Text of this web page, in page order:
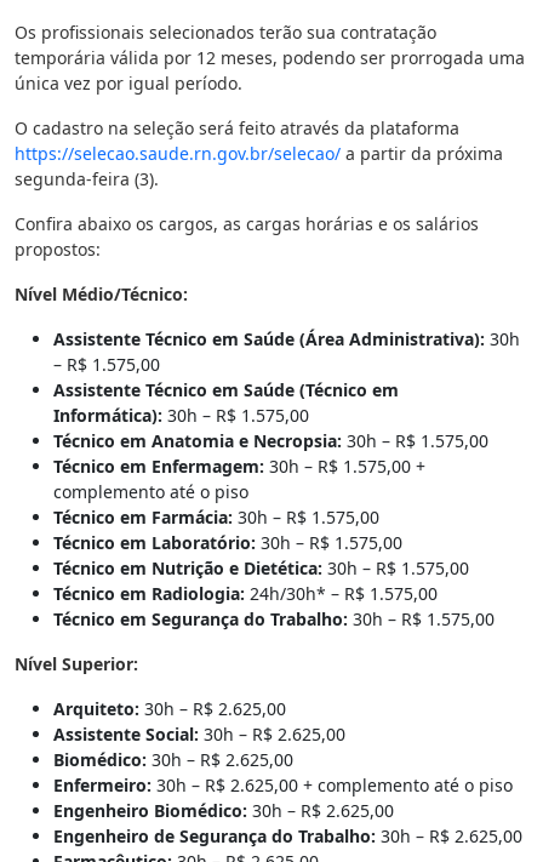
Os profissionais selecionados terão sua contratação
temporária válida por 12 meses, podendo ser prorrogada uma
única vez por igual período.
O cadastro na seleção será feito através da plataforma
https://selecao.saude.rn.gov.br/selecao/ a partir da próxima
segunda-feira (3).
Confira abaixo os cargos, as cargas horárias e os salários
propostos:
Nível Médio/Técnico:
Assistente Técnico em Saúde (Área Administrativa): 30h
– R$ 1.575,00
Assistente Técnico em Saúde (Técnico em
Informática): 30h – R$ 1.575,00
Técnico em Anatomia e Necropsia: 30h – R$ 1.575,00
Técnico em Enfermagem: 30h – R$ 1.575,00 +
complemento até o piso
Técnico em Farmácia: 30h – R$ 1.575,00
Técnico em Laboratório: 30h – R$ 1.575,00
Técnico em Nutrição e Dietética: 30h – R$ 1.575,00
Técnico em Radiologia: 24h/30h* – R$ 1.575,00
Técnico em Segurança do Trabalho: 30h – R$ 1.575,00
Nível Superior:
Arquiteto: 30h – R$ 2.625,00
Assistente Social: 30h – R$ 2.625,00
Biomédico: 30h – R$ 2.625,00
Enfermeiro: 30h – R$ 2.625,00 + complemento até o piso
Engenheiro Biomédico: 30h – R$ 2.625,00
Engenheiro de Segurança do Trabalho: 30h – R$ 2.625,00